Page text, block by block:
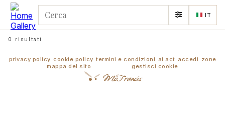
IT
0 risultati
McFrancis
privacy policy cookie policy termini e condizioni ai act accedi zone
mappa del sito
gestisci cookie